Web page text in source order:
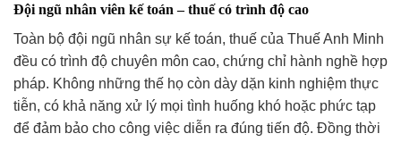
Đội ngũ nhân viên kế toán – thuế có trình độ cao
Toàn bộ đội ngũ nhân sự kế toán, thuế của Thuế Anh Minh
đều có trình độ chuyên môn cao, chứng chỉ hành nghề hợp
pháp. Không những thế họ còn dày dặn kinh nghiệm thực
tiễn, có khả năng xử lý mọi tình huống khó hoặc phức tạp
để đảm bảo cho công việc diễn ra đúng tiến độ. Đồng thời